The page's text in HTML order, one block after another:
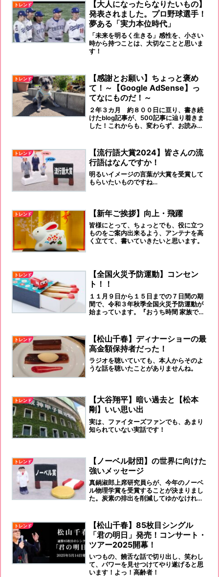
トレンド
【大人になったらなりたいもの】
発表されました。プロ野球選手！
夢ある「実力本位時代」
「未来を明るく生きる」感性を、小さい
時から持つことは、大切なことと思いま
す！
トレンド
【感謝とお願い】ちょっと褒め
て！～【Google AdSense】っ
てなにものだ！～
２年３カ月 約８００日に亘り、書き続
けたblog記事が、500記事に辿り着きま
した！これからも、変わらず、お読みい
トレンド
【流行語大賞2024】皆さんの流
行語はなんですか！
明るいイメージの言葉が大賞を受賞して
もらいたいものですね…
トレンド 【新年ご挨拶】向上・飛躍
皆様にとって、ちょっとでも、役に立つ
ものをご案内出来るよう、アンテナを高
く立てて、書いていきたいと思います。
トレンド
【全国火災予防運動】コンセン
ト！！
１１月９日から１５日までの７日間の期
間で、令和３年秋季全国火災予防運動が
始まっています。『おうち時間 家族で点
トレンド
【松山千春】ディナーショーの最
高金額保持者だった！
ラジオを聴いていても、本人からそのよ
うな話を聴いたことがありませんね。
トレンド
【大谷翔平】暗い過去と【松本
剛】いい思い出
実は、ファイターズファンでも、あまり
知られていない実話です！
トレンド
【ノーベル財団】の世界に向けた
強いメッセージ
真鍋淑郎上席研究員らが、今年のノーベ
ル物理学賞を受賞することが決まりまし
た。炭素の排出を削減してゆかなけれ
トレンド
【松山千春】85枚目シングル
「君の明日」発売！コンサート・
ツアー2025開幕！
いつもの、饒舌な話で切り出し、笑わし
て、パワーを見せつけてやり遂げると思
います！よっ！高齢者！